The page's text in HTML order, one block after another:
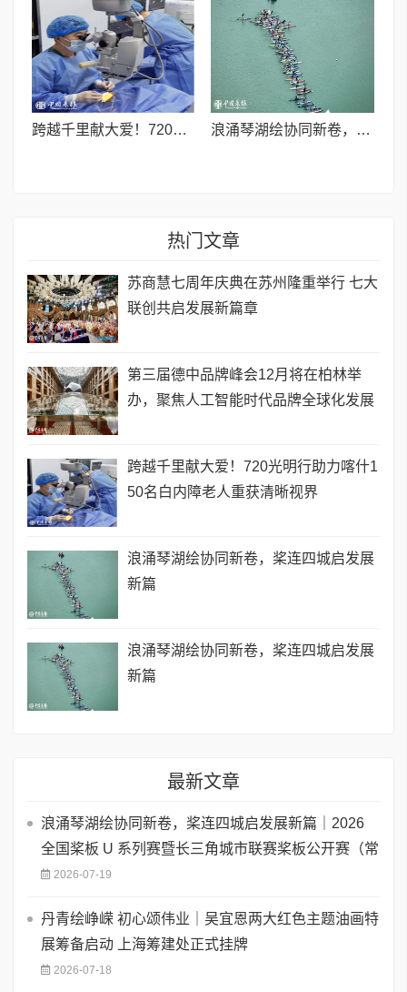
跨越千里献大爱！720光明行助力喀什150名白内障老人重获清晰视界 浪涌琴湖绘协同新卷，桨连四城启发展新篇
热门文章
苏商慧七周年庆典在苏州隆重举行 七大
联创共启发展新篇章
第三届德中品牌峰会12月将在柏林举
办，聚焦人工智能时代品牌全球化发展
跨越千里献大爱！720光明行助力喀什1
50名白内障老人重获清晰视界
浪涌琴湖绘协同新卷，桨连四城启发展
新篇
浪涌琴湖绘协同新卷，桨连四城启发展
新篇
最新文章
浪涌琴湖绘协同新卷，桨连四城启发展新篇｜2026
全国桨板 U 系列赛暨长三角城市联赛桨板公开赛（常
2026-07-19
丹青绘峥嵘 初心颂伟业｜吴宜恩两大红色主题油画特
展筹备启动 上海筹建处正式挂牌
2026-07-18